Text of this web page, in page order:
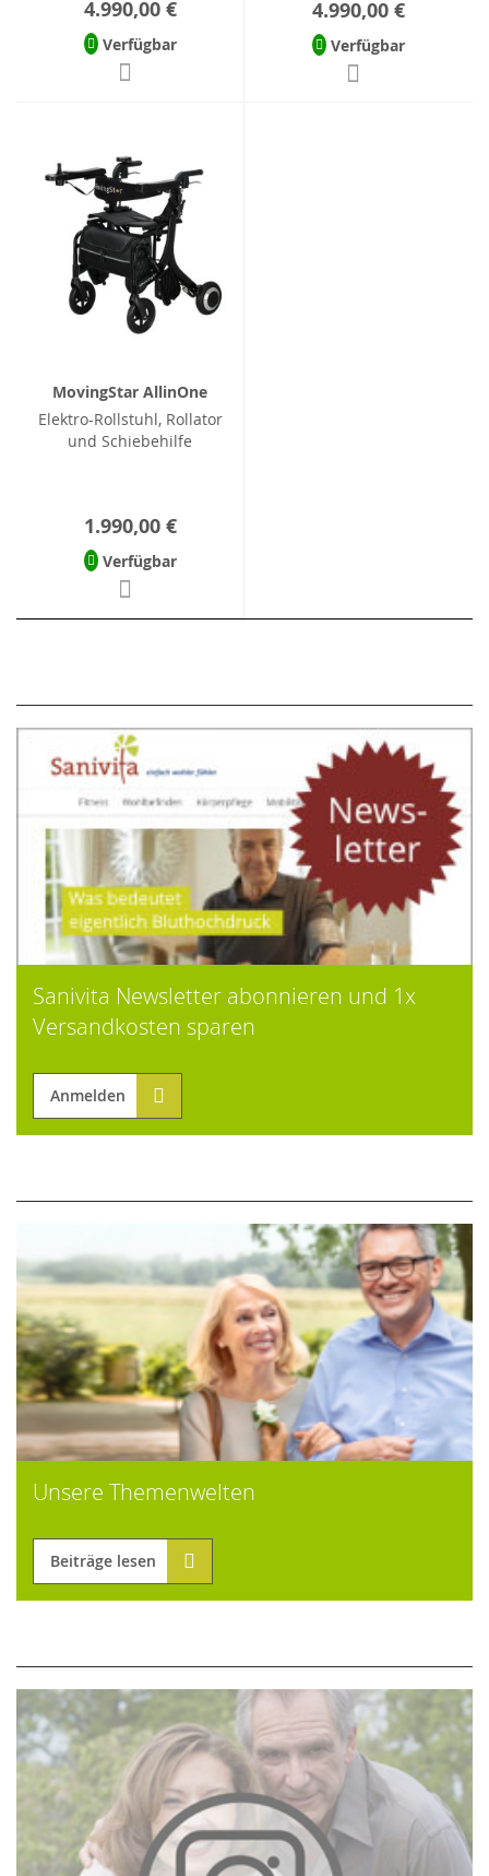
4.990,00 €
Verfügbar
4.990,00 €
Verfügbar
MovingStar AllinOne
Elektro-Rollstuhl, Rollator
und Schiebehilfe
1.990,00 €
Verfügbar
Sanivita Newsletter abonnieren und 1x
Versandkosten sparen
Anmelden
Unsere Themenwelten
Beiträge lesen